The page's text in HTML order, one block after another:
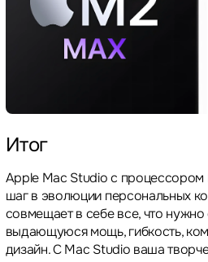
Итог
Apple Mac Studio с
шаг в эволюции персональных
совмещает в себе все, что
выдающуюся мощь, гибкость,
дизайн. С Mac Studio ваша